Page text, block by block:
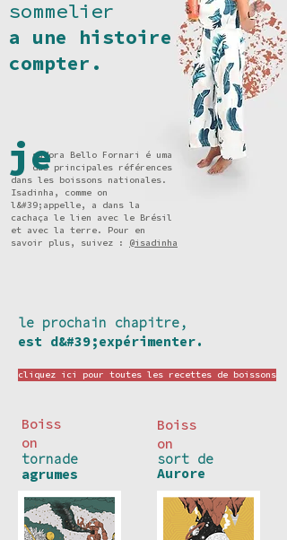
sommelier
a une histoire
compter.
sadora Bello Fornari é uma
das principales références
dans les boissons nationales.
Isadinha, comme on
l&#39;appelle, a dans la
cachaça le lien avec le Brésil
et avec la terre. Pour en
savoir plus, suivez : @isadinha
je
le prochain chapitre,
est d&#39;expérimenter.
cliquez ici pour toutes les recettes de boissons
tornade
agrumes
Boiss
on
sort de
Aurore
Boiss
on